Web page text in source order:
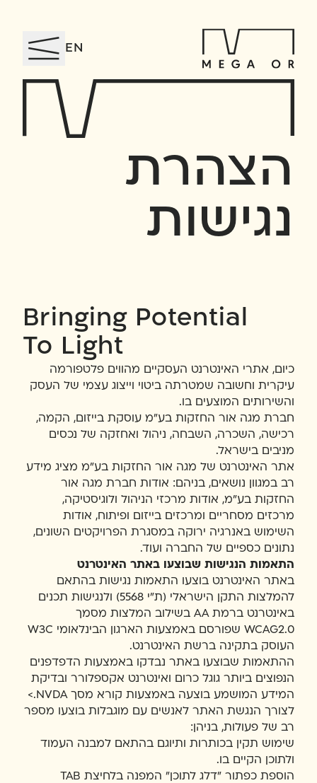
EN
הצהרת
נגישות
Bringing Potential
To Light
כיום, אתרי האינטרנט העסקיים מהווים פלטפורמה
עיקרית וחשובה שמטרתה ביטוי וייצוג עצמי של העסק
והשירותים המוצעים בו.
חברת מגה אור החזקות בע"מ עוסקת בייזום, הקמה,
רכישה, השכרה, השבחה, ניהול ואחזקה של נכסים
מניבים בישראל.
אתר האינטרנט של מגה אור החזקות בע"מ מציג מידע
רב במגוון נושאים, בניהם: אודות חברת מגה אור
החזקות בע"מ, אודות מרכזי הניהול ולוגיסטיקה,
מרכזים מסחריים ומרכזים בייזום ופיתוח, אודות
השימוש באנרגיה ירוקה במסגרת הפרויקטים השונים,
נתונים כספיים של החברה ועוד.
התאמות הנגישות שבוצעו באתר האינטרנט
באתר האינטרנט בוצעו התאמות נגישות בהתאם
להמלצות התקן הישראלי (ת"י 5568) ולנגישות תכנים
באינטרנט ברמת AA בשילוב המלצות מסמך
WCAG2.0 שפורסם באמצעות הארגון הבינלאומי W3C
העוסק בתקינה ברשת האינטרנט.
ההתאמות שבוצעו באתר נבדקו באמצעות הדפדפנים
הנפוצים ביותר גוגל כרום ואינטרנט אקספלורר ובדיקת
המידע המושמע בוצעה באמצעות קורא מסך NVDA.>
לצורך הנגשת האתר לאנשים עם מוגבלות בוצעו מספר
רב של פעולות, בניהן:
שימוש תקין בכותרות ותיוגם בהתאם למבנה העמוד
ולתוכן הקיים בו.
הוספת כפתור "דלג לתוכן" המפנה בלחיצת TAB